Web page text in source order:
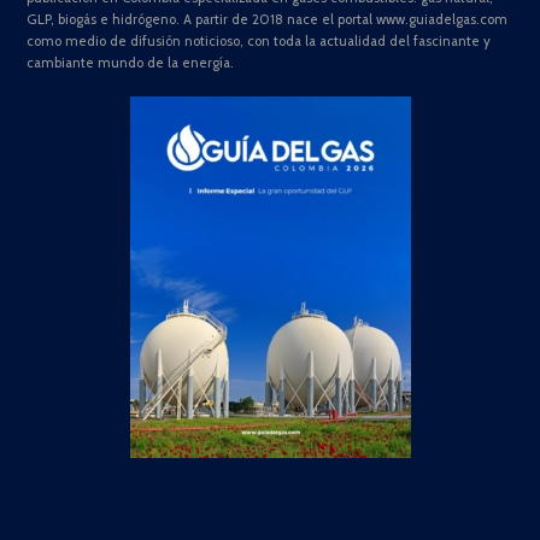
GLP, biogás e hidrógeno. A partir de 2018 nace el portal www.guiadelgas.com
como medio de difusión noticioso, con toda la actualidad del fascinante y
cambiante mundo de la energía.